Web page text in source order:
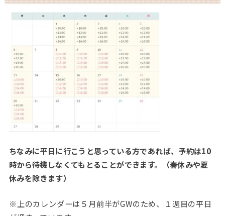
ちなみに平日に行こうと思っている方であれば、予約は10
時から待機しなくてもとることができます。（春休みや夏
休みを除きます）
※ 上のカレンダーは５月前半がGWのため、１週目の平日